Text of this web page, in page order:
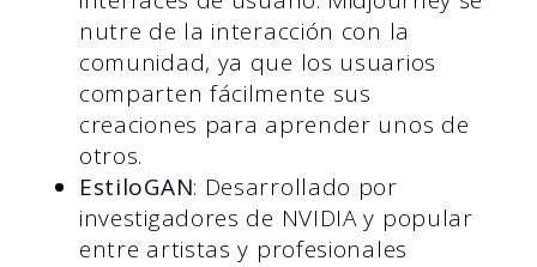
nutre de la interacción con la
comunidad, ya que los usuarios
comparten fácilmente sus
creaciones para aprender unos de
otros.
EstiloGAN: Desarrollado por
investigadores de NVIDIA y popular
entre artistas y profesionales